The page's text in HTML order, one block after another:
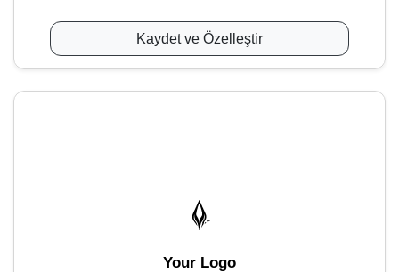
Kaydet ve Özelleştir
Your Logo